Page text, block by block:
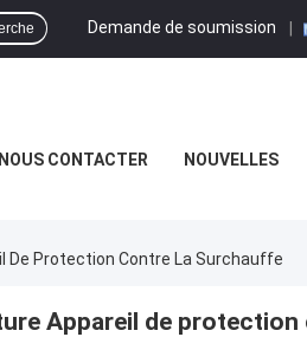
Demande de soumission |
NOUS CONTACTER NOUVELLES
De Protection Contre La Surchauffe
Appareil de